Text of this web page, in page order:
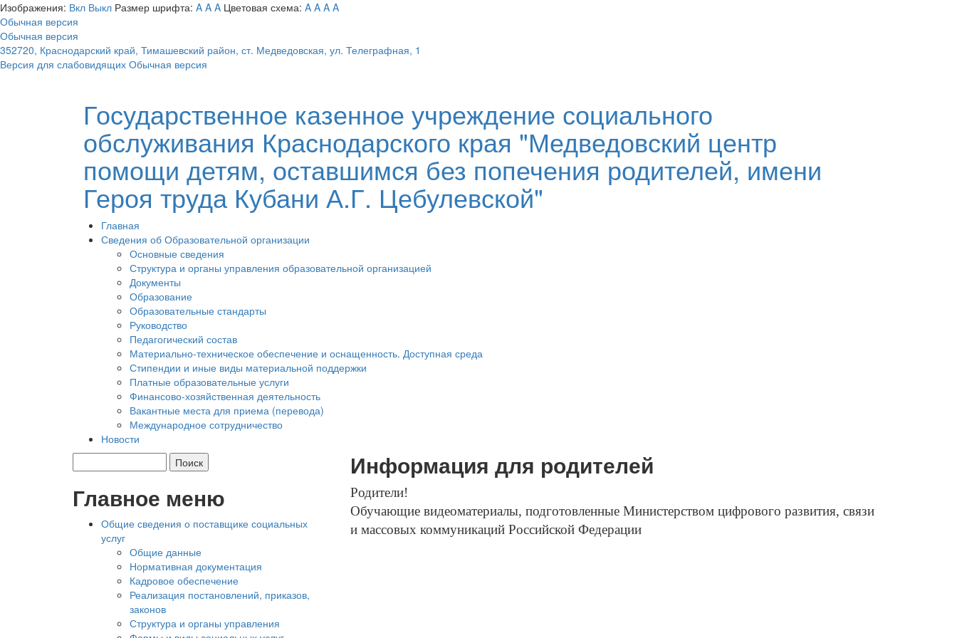
Изображения: Вкл Выкл Размер шрифта: A A A Цветовая схема: A A A A
Обычная версия
Обычная версия
352720, Краснодарский край, Тимашевский район, ст. Медведовская, ул. Телеграфная, 1
Версия для слабовидящих Обычная версия
Государственное казенное учреждение социального
обслуживания Краснодарского края "Медведовский центр
помощи детям, оставшимся без попечения родителей, имени
Героя труда Кубани А.Г. Цебулевской"
Главная
Сведения об Образовательной организации
Основные сведения
Структура и органы управления образовательной организацией
Документы
Образование
Образовательные стандарты
Руководство
Педагогический состав
Материально-техническое обеспечение и оснащенность. Доступная среда
Стипендии и иные виды материальной поддержки
Платные образовательные услуги
Финансово-хозяйственная деятельность
Вакантные места для приема (перевода)
Международное сотрудничество
Новости
Главное меню
Общие сведения о поставщике социальных
услуг
Общие данные
Нормативная документация
Кадровое обеспечение
Реализация постановлений, приказов,
законов
Структура и органы управления
Информация для родителей
Родители!
Обучающие видеоматериалы, подготовленные Министерством цифрового развития, связи
и массовых коммуникаций Российской Федерации